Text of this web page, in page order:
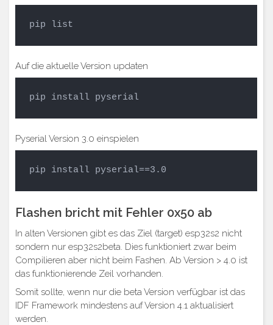
pip list
Auf die aktuelle Version updaten
pip install pyserial
Pyserial Version 3.0 einspielen
pip install pyserial==3.0
Flashen bricht mit Fehler 0x50 ab
In alten Versionen gibt es das Ziel (target) esp32s2 nicht
sondern nur esp32s2beta. Dies funktioniert zwar beim
Compilieren aber nicht beim Fashen. Ab Version > 4.0 ist
das funktionierende Zeil vorhanden.
Somit sollte, wenn nur die beta Version verfügbar ist das
IDF Framework mindestens auf Version 4.1 aktualisiert
werden.